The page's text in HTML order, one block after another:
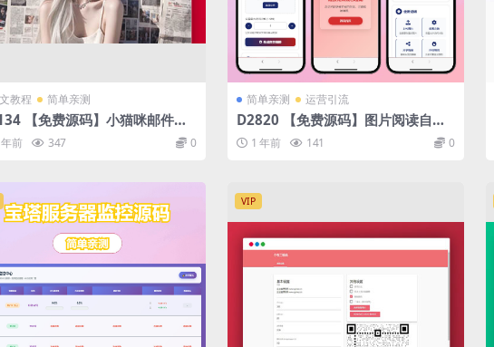
教程 简单亲测
【免费源码】小猫咪邮件在
送系统源码v1.1，支持添加附件
前 347 0
简单亲测 运营引流
D2820 【免费源码】图片阅读自焚
【闪图】开源源码
1 年前 141 0
VIP